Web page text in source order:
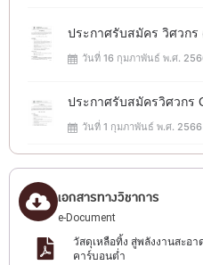
ประกาศรับสมัคร วิศวกร
วันที่ 16 กุมภาพันธ์ พ.ศ.
ประกาศรับสมัครวิศวกร
วันที่ 1 กุมภาพันธ์ พ.ศ. 2566
เอกสารทางวิชาการ
e-Document
วัสดุเหลือทิ้ง สู่พลังงานสะอ
คาร์บอนต่ำ